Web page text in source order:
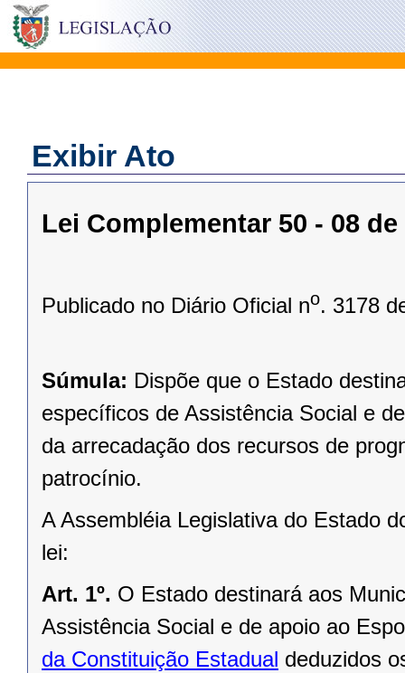
Exibir Ato
Lei Complementar 50 - 08
Publicado no Diário Oficial no. 3178
Súmula: Dispõe que o Estado
específicos de Assistência Social e
da arrecadação dos recursos de
patrocínio.
A Assembléia Legislativa do Estado
lei:
Art. 1º. O Estado destinará aos
Assistência Social e de apoio ao
da Constituição Estadual deduzidos